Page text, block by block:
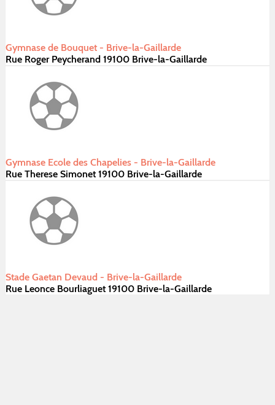
Gymnase de Bouquet - Brive-la-Gaillarde
Rue Roger Peycherand 19100 Brive-la-Gaillarde
Gymnase Ecole des Chapelies - Brive-la-Gaillarde
Rue Therese Simonet 19100 Brive-la-Gaillarde
Stade Gaetan Devaud - Brive-la-Gaillarde
Rue Leonce Bourliaguet 19100 Brive-la-Gaillarde